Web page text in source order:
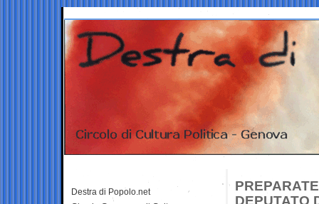
DEPUTATO
Destra di Popolo.net